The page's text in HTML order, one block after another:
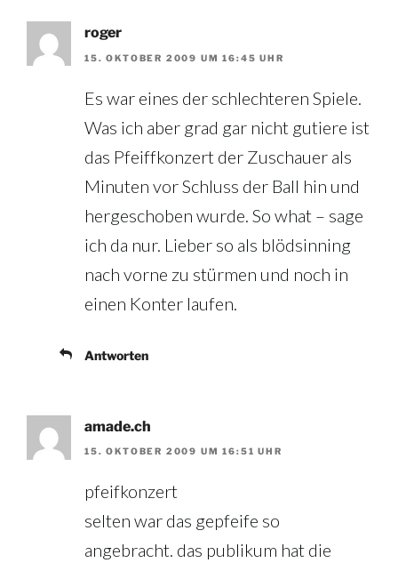
roger
15. OKTOBER 2009 UM 16:45 UHR
Es war eines der schlechteren Spiele.
Was ich aber grad gar nicht gutiere ist
das Pfeiffkonzert der Zuschauer als
Minuten vor Schluss der Ball hin und
hergeschoben wurde. So what – sage
ich da nur. Lieber so als blödsinning
nach vorne zu stürmen und noch in
einen Konter laufen.
Antworten
amade.ch
15. OKTOBER 2009 UM 16:51 UHR
pfeifkonzert
selten war das gepfeife so
angebracht. das publikum hat die